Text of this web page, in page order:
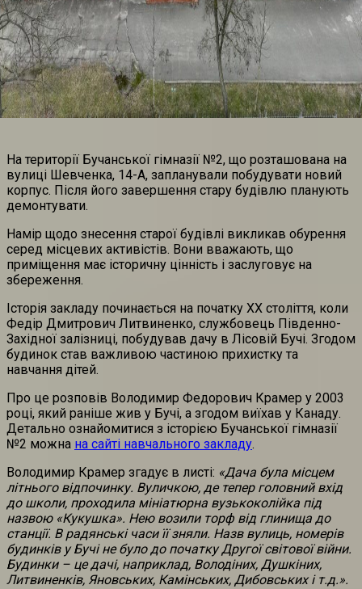
На території Бучанської гімназії №2, що розташована на
вулиці Шевченка, 14-А, запланували побудувати новий
корпус. Після його завершення стару будівлю планують
демонтувати.
Намір щодо знесення старої будівлі викликав обурення
серед місцевих активістів. Вони вважають, що
приміщення має історичну цінність і заслуговує на
збереження.
Історія закладу починається на початку ХХ століття, коли
Федір Дмитрович Литвиненко, службовець Південно-
Західної залізниці, побудував дачу в Лісовій Бучі. Згодом
будинок став важливою частиною прихистку та
навчання дітей.
Про це розповів Володимир Федорович Крамер у 2003
році, який раніше жив у Бучі, а згодом виїхав у Канаду.
Детально ознайомитися з історією Бучанської гімназії
№2 можна на сайті навчального закладу.
Володимир Крамер згадує в листі: «Дача була місцем
літнього відпочинку. Вуличкою, де тепер головний вхід
до школи, проходила мініатюрна вузькоколійка під
назвою «Кукушка». Нею возили торф від глинища до
станції. В радянські часи її зняли. Назв вулиць, номерів
будинків у Бучі не було до початку Другої світової війни.
Будинки – це дачі, наприклад, Володіних, Душкіних,
Литвиненків, Яновських, Камінських, Дибовських і т.д.».